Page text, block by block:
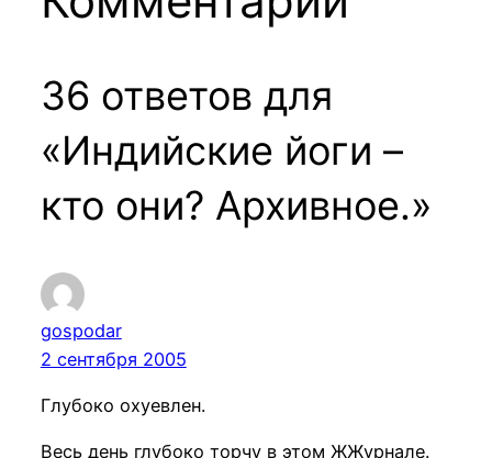
36 ответов для
«Индийские йоги –
кто они? Архивное.»
gospodar
2 сентября 2005
Глубоко охуевлен.
Весь день глубоко торчу в этом ЖЖурнале.